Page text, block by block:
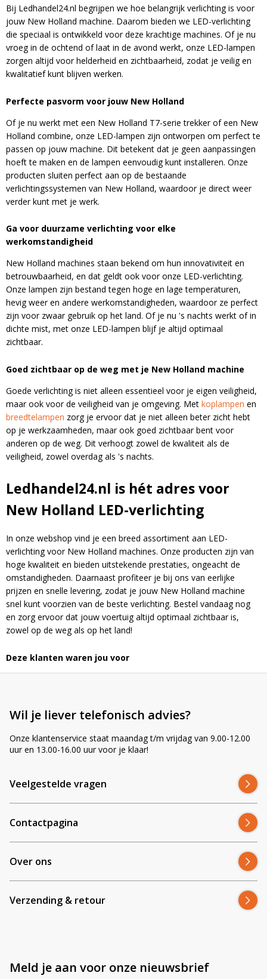
Bij Ledhandel24.nl begrijpen we hoe belangrijk verlichting is voor
jouw New Holland machine. Daarom bieden we LED-verlichting
die speciaal is ontwikkeld voor deze krachtige machines. Of je nu
vroeg in de ochtend of laat in de avond werkt, onze LED-lampen
zorgen altijd voor helderheid en zichtbaarheid, zodat je veilig en
kwalitatief kunt blijven werken.
Perfecte pasvorm voor jouw New Holland
Of je nu werkt met een New Holland T7-serie trekker of een New
Holland combine, onze LED-lampen zijn ontworpen om perfect te
passen op jouw machine. Dit betekent dat je geen aanpassingen
hoeft te maken en de lampen eenvoudig kunt installeren. Onze
producten sluiten perfect aan op de bestaande
verlichtingssystemen van New Holland, waardoor je direct weer
verder kunt met je werk.
Ga voor duurzame verlichting voor elke
werkomstandigheid
New Holland machines staan bekend om hun innovativiteit en
betrouwbaarheid, en dat geldt ook voor onze LED-verlichting.
Onze lampen zijn bestand tegen hoge en lage temperaturen,
hevig weer en andere werkomstandigheden, waardoor ze perfect
zijn voor zwaar gebruik op het land. Of je nu 's nachts werkt of in
dichte mist, met onze LED-lampen blijf je altijd optimaal
zichtbaar.
Goed zichtbaar op de weg met je New Holland machine
Goede verlichting is niet alleen essentieel voor je eigen veiligheid,
maar ook voor de veiligheid van je omgeving. Met koplampen en
breedtelampen zorg je ervoor dat je niet alleen beter zicht hebt
op je werkzaamheden, maar ook goed zichtbaar bent voor
anderen op de weg. Dit verhoogt zowel de kwaliteit als de
veiligheid, zowel overdag als 's nachts.
Ledhandel24.nl is hét adres voor
New Holland LED-verlichting
In onze webshop vind je een breed assortiment aan LED-
verlichting voor New Holland machines. Onze producten zijn van
hoge kwaliteit en bieden uitstekende prestaties, ongeacht de
omstandigheden. Daarnaast profiteer je bij ons van eerlijke
prijzen en snelle levering, zodat je jouw New Holland machine
snel kunt voorzien van de beste verlichting. Bestel vandaag nog
en zorg ervoor dat jouw voertuig altijd optimaal zichtbaar is,
zowel op de weg als op het land!
Deze klanten waren jou voor
Wil je liever telefonisch advies?
Onze klantenservice staat maandag t/m vrijdag van 9.00-12.00
uur en 13.00-16.00 uur voor je klaar!
Veelgestelde vragen
Contactpagina
Over ons
Verzending & retour
Meld je aan voor onze nieuwsbrief
Email
A
l
t
e
r
n
a
i
v
e
:
minuten.